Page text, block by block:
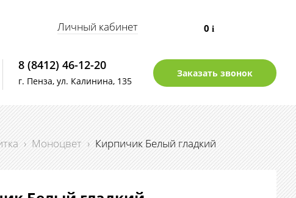
Личный кабинет 0i
8 (8412) 46-12-20
г. Пенза, ул. Калинина, 135
Заказать звонок
› Моноцвет › Кирпичик Белый гладкий